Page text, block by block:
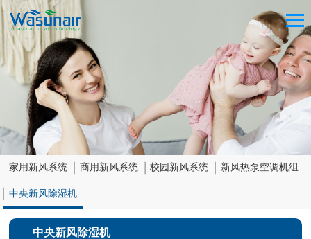
家用新风系统 商用新风系统 校园新风系统 新风热泵空调机组
中央新风除湿机
中央新风除湿机